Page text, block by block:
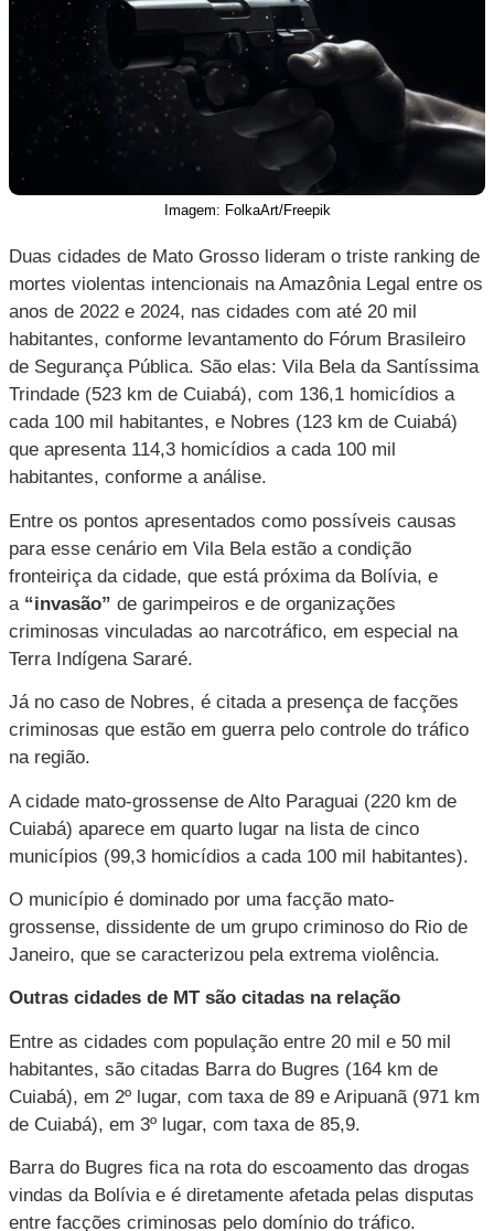
Imagem: FolkaArt/Freepik
Duas cidades de Mato Grosso lideram o triste ranking de
mortes violentas intencionais na Amazônia Legal entre os
anos de 2022 e 2024, nas cidades com até 20 mil
habitantes, conforme levantamento do Fórum Brasileiro
de Segurança Pública. São elas: Vila Bela da Santíssima
Trindade (523 km de Cuiabá), com 136,1 homicídios a
cada 100 mil habitantes, e Nobres (123 km de Cuiabá)
que apresenta 114,3 homicídios a cada 100 mil
habitantes, conforme a análise.
Entre os pontos apresentados como possíveis causas
para esse cenário em Vila Bela estão a condição
fronteiriça da cidade, que está próxima da Bolívia, e
a “invasão” de garimpeiros e de organizações
criminosas vinculadas ao narcotráfico, em especial na
Terra Indígena Sararé.
Já no caso de Nobres, é citada a presença de facções
criminosas que estão em guerra pelo controle do tráfico
na região.
A cidade mato-grossense de Alto Paraguai (220 km de
Cuiabá) aparece em quarto lugar na lista de cinco
municípios (99,3 homicídios a cada 100 mil habitantes).
O município é dominado por uma facção mato-
grossense, dissidente de um grupo criminoso do Rio de
Janeiro, que se caracterizou pela extrema violência.
Outras cidades de MT são citadas na relação
Entre as cidades com população entre 20 mil e 50 mil
habitantes, são citadas Barra do Bugres (164 km de
Cuiabá), em 2º lugar, com taxa de 89 e Aripuanã (971 km
de Cuiabá), em 3º lugar, com taxa de 85,9.
Barra do Bugres fica na rota do escoamento das drogas
vindas da Bolívia e é diretamente afetada pelas disputas
entre facções criminosas pelo domínio do tráfico.